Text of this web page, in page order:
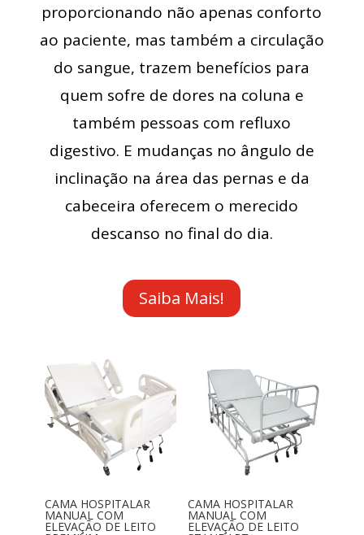
proporcionando não apenas conforto
ao paciente, mas também a circulação
do sangue, trazem benefícios para
quem sofre de dores na coluna e
também pessoas com refluxo
digestivo. E mudanças no ângulo de
inclinação na área das pernas e da
cabeceira oferecem o merecido
descanso no final do dia.
Saiba Mais!
CAMA HOSPITALAR
MANUAL COM
ELEVAÇÃO DE LEITO
CAMA HOSPITALAR
MANUAL COM
ELEVAÇÃO DE LEITO